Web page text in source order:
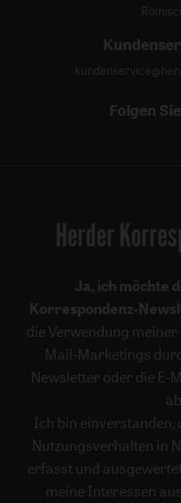
Folgen
Herder
Ja, ich möchte
Korrespondenz-
die Verwendung
Mail-Marketings
Newsletter oder die E-
Ich bin einverstanden,
Nutzungsverhalten in
erfasst und
meine Interessen